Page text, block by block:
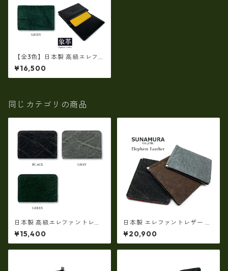
【全3色】日本製 高級エレファ
ントレザー × 姫路レザー 名刺
入れ カードケース 本革 リアル
レザー(5172ur)
¥16,500
同じカテゴリの商品
日本製 高級エレファントレザ
ー × 姫路レザー ラウンドファ
スナーコインケース 小銭入れ
本革(5177)
¥15,400
日本製 エレファントレザー ×
姫路レザー スリム マネークリ
ップ 札ばさみ 本革 リアルレザ
ー(5176)
¥20,900